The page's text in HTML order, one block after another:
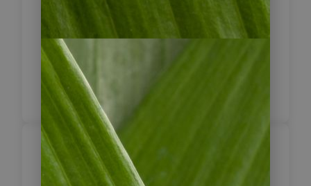
Strand Red Frog Beach, an dem Sie
sich ein Erfrischungs-Bad gönnen
oder einfach mal die Seele baumeln
lassen. Am Nachmittag Bootsfahrt
zurück zur Hauptinsel.
8 Bocas del Toro